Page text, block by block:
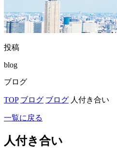
投稿
blog
ブログ
TOP ブログ ブログ 人付き合い
一覧に戻る
人付き合い